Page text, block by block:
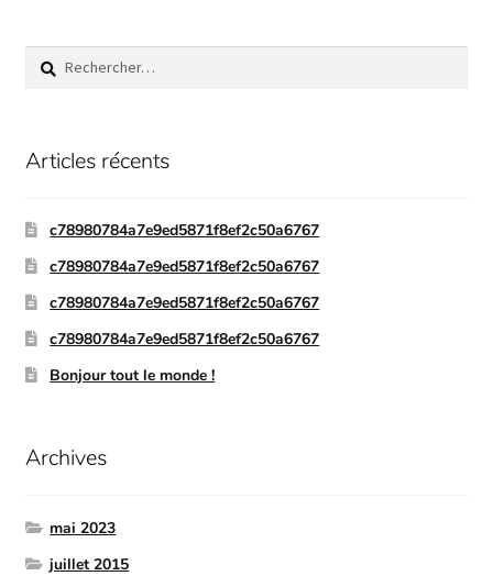
Articles récents
c78980784a7e9ed5871f8ef2c50a6767
c78980784a7e9ed5871f8ef2c50a6767
c78980784a7e9ed5871f8ef2c50a6767
c78980784a7e9ed5871f8ef2c50a6767
Bonjour tout le monde !
Archives
mai 2023
juillet 2015